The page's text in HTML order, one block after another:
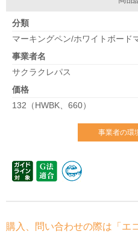
分類
マーキングペン/ホワイトボード
事業者名
サクラクレパス
価格
132（HWBK、660）
事業者の環
購入、問い合わせの際は「エ